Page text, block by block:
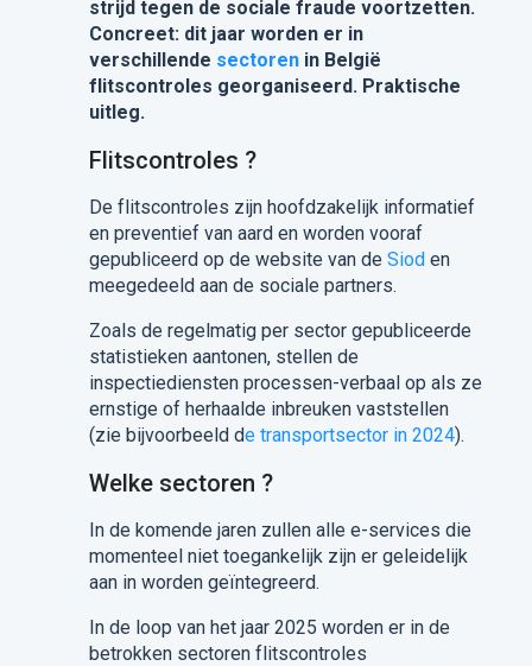
strijd tegen de sociale fraude voortzetten.
Concreet: dit jaar worden er in
verschillende sectorenin België
flitscontroles georganiseerd. Praktische
uitleg.
Flitscontroles ?
De flitscontroles zijn hoofdzakelijk informatief
en preventief van aard en worden vooraf
gepubliceerd op de website van de Siod en
meegedeeld aan de sociale partners.
Zoals de regelmatig per sector gepubliceerde
statistieken aantonen, stellen de
inspectiediensten processen-verbaal op als ze
ernstige of herhaalde inbreuken vaststellen
(zie bijvoorbeeld de transportsector in 2024).
Welke sectoren ?
In de komende jaren zullen alle e-services die
momenteel niet toegankelijk zijn er geleidelijk
aan in worden geïntegreerd.
In de loop van het jaar 2025 worden er in de
betrokken sectoren flitscontroles